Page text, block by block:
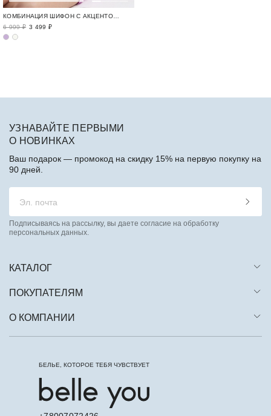
КОМБИНАЦИЯ ШИФОН С АКЦЕНТОМ / FLEUR DELICATE
6 999 ₽ 3 499 ₽
КАТАЛОГ
ПОКУПАТЕЛЯМ
О КОМПАНИИ
УЗНАВАЙТЕ ПЕРВЫМИ
О НОВИНКАХ
Ваш подарок — промокод на скидку 15% на первую покупку на
90 дней.
Подписываясь на рассылку, вы даете согласие на обработку
персональных данных.
БЕЛЬЕ, КОТОРОЕ ТЕБЯ ЧУВСТВУЕТ